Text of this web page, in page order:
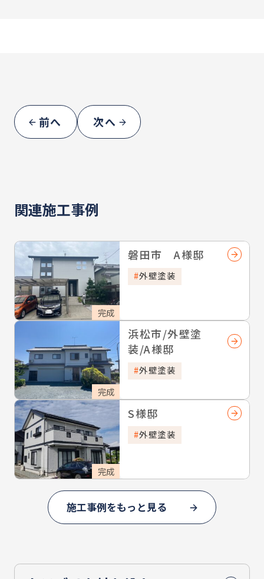
前へ 次へ
関連施工事例
完成
磐田市 A様邸
外壁塗装
完成
浜松市/外壁塗
装/A様邸
外壁塗装
完成
S様邸
外壁塗装
施工事例をもっと見る